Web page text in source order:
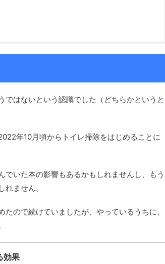
はないという認識でした（どちらかというと
年10月頃からトイレ掃除をはじめることに
いた本の影響もあるかもしれませんし、もう
ません。
ので続けていましたが、やっているうちに、
効果